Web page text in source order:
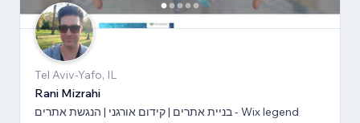
Tel Aviv-Yafo, IL
Rani Mizrahi
בניית אתרים | קידום אורגני | הנגשת אתרים - Wix legend